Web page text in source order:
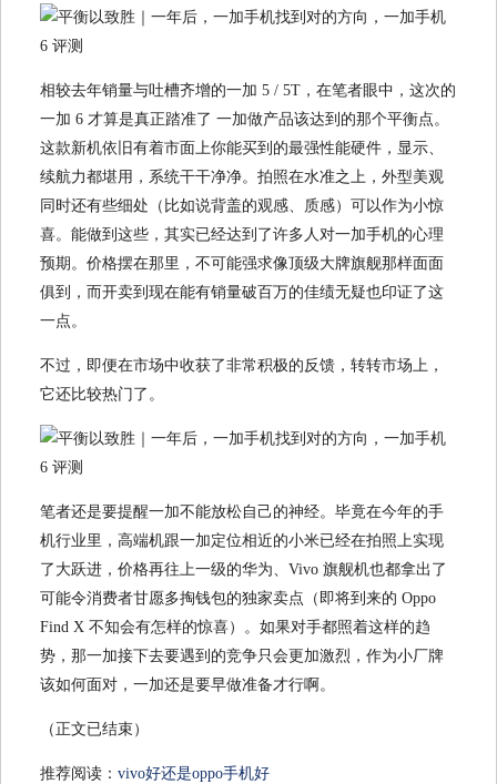
相较去年销量与吐槽齐增的一加 5 / 5T，在笔者眼中，这次的
一加 6 才算是真正踏准了 一加做产品该达到的那个平衡点。
这款新机依旧有着市面上你能买到的最强性能硬件，显示、
续航力都堪用，系统干干净净。拍照在水准之上，外型美观
同时还有些细处（比如说背盖的观感、质感）可以作为小惊
喜。能做到这些，其实已经达到了许多人对一加手机的心理
预期。价格摆在那里，不可能强求像顶级大牌旗舰那样面面
俱到，而开卖到现在能有销量破百万的佳绩无疑也印证了这
一点。
不过，即便在市场中收获了非常积极的反馈，转转市场上，
它还比较热门了。
笔者还是要提醒一加不能放松自己的神经。毕竟在今年的手
机行业里，高端机跟一加定位相近的小米已经在拍照上实现
了大跃进，价格再往上一级的华为、Vivo 旗舰机也都拿出了
可能令消费者甘愿多掏钱包的独家卖点（即将到来的 Oppo
Find X 不知会有怎样的惊喜）。如果对手都照着这样的趋
势，那一加接下去要遇到的竞争只会更加激烈，作为小厂牌
该如何面对，一加还是要早做准备才行啊。
（正文已结束）
推荐阅读： vivo好还是oppo手机好